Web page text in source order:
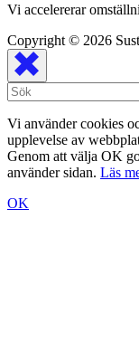
Vi accelererar
Copyright © 2026
Vi använder cookies
upplevelse av
Genom att välja OK
använder sidan. Läs
OK